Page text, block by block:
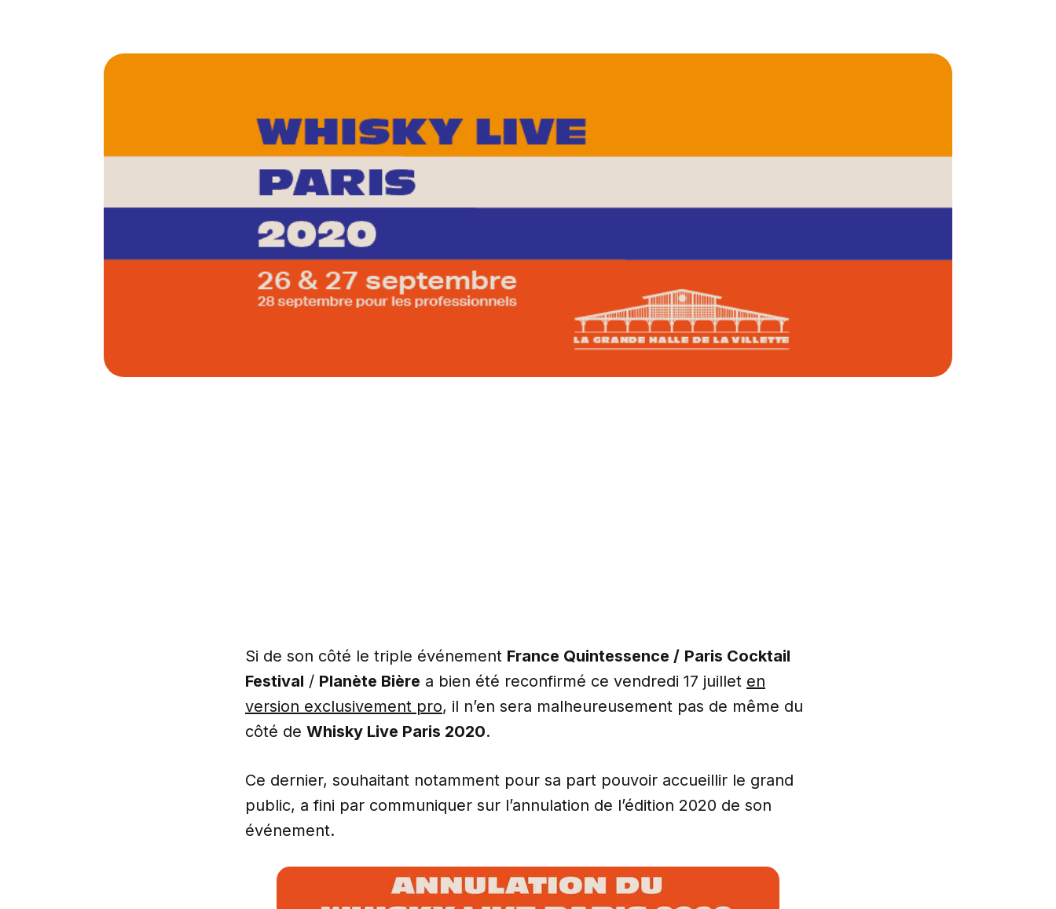
Si de son côté le triple événement France Quintessence / Paris Cocktail
Festival / Planète Bière a bien été reconfirmé ce vendredi 17 juillet en
version exclusivement pro, il n’en sera malheureusement pas de même du
côté de Whisky Live Paris 2020.
Ce dernier, souhaitant notamment pour sa part pouvoir accueillir le grand
public, a fini par communiquer sur l’annulation de l’édition 2020 de son
événement.